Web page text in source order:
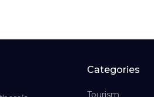
Categories
Tourism